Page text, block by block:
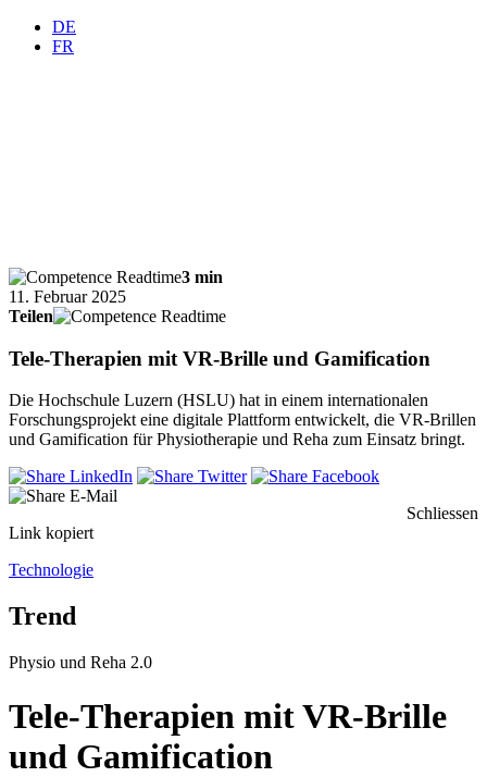
DE
FR
3 min
11. Februar 2025
Teilen
Tele-Therapien mit VR-Brille und Gamification
Die Hochschule Luzern (HSLU) hat in einem internationalen
Forschungsprojekt eine digitale Plattform entwickelt, die VR-Brillen
und Gamification für Physiotherapie und Reha zum Einsatz bringt.
Link kopiert
Schliessen
Technologie
Trend
Physio und Reha 2.0
Tele-Therapien mit VR-Brille
und Gamification